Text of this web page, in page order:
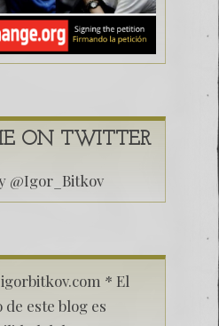
ON TWITTER
@Igor_Bitkov
* El
este blog es